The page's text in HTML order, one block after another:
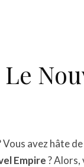
avez hâte
Empire? Alors,